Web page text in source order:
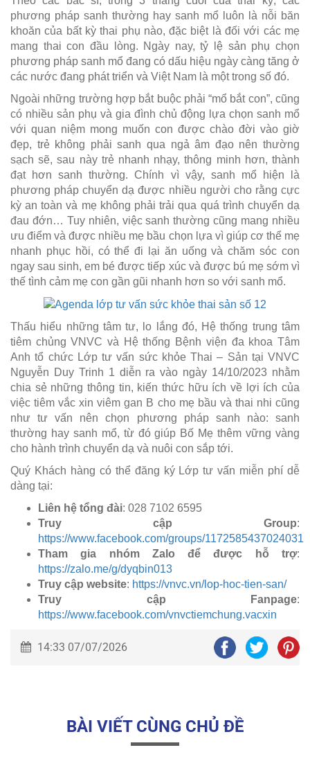
phương pháp sanh thường hay sanh mổ luôn là nỗi băn
khoăn của bất kỳ thai phụ nào, đặc biệt là đối với các mẹ
mang thai con đầu lòng. Ngày nay, tỷ lệ sản phụ chọn
phương pháp sanh mổ đang có dấu hiệu ngày càng tăng ở
các nước đang phát triển và Việt Nam là một trong số đó.
Ngoài những trường hợp bắt buộc phải “mổ bắt con”, cũng
có nhiều sản phụ và gia đình chủ động lựa chọn sanh mổ
với quan niệm mong muốn con được chào đời vào giờ
đẹp, trẻ không phải sanh qua ngả âm đạo nên thường
sạch sẽ, sau này trẻ nhanh nhạy, thông minh hơn, thành
đạt hơn sanh thường. Chính vì vậy, sanh mổ hiện là
phương pháp chuyển dạ được nhiều người cho rằng cực
kỳ an toàn và mẹ không phải trải qua quá trình chuyển dạ
đau đớn… Tuy nhiên, việc sanh thường cũng mang nhiều
ưu điểm và được nhiều mẹ bầu chọn lựa vì giúp cơ thể mẹ
nhanh phục hồi, có thể đi lại ăn uống và chăm sóc con
ngay sau sinh, em bé được tiếp xúc và được bú mẹ sớm vì
thế tình cảm mẹ con gần gũi nhanh hơn so với sanh mổ.
Thấu hiểu những tâm tư, lo lắng đó, Hệ thống trung tâm
tiêm chủng VNVC và Hệ thống Bệnh viện đa khoa Tâm
Anh tổ chức Lớp tư vấn sức khỏe Thai – Sản tại VNVC
Nguyễn Duy Trinh 1 diễn ra vào ngày 14/10/2023 nhằm
chia sẻ những thông tin, kiến thức hữu ích về lợi ích của
việc tiêm vắc xin viêm gan B cho mẹ bầu và thai nhi cũng
như tư vấn nên chọn phương pháp sanh nào: sanh
thường hay sanh mổ, từ đó giúp Bố Mẹ thêm vững vàng
cho hành trình chuyển dạ và nuôi con sắp tới.
Quý Khách hàng có thể đăng ký Lớp tư vấn miễn phí dễ
dàng tại:
Liên hệ tổng đài: 028 7102 6595
Truy cập Group:
https://www.facebook.com/groups/1172585437024031
Tham gia nhóm Zalo để được hỗ trợ:
https://zalo.me/g/dyqbin013
Truy cập website: https://vnvc.vn/lop-hoc-tien-san/
Truy cập Fanpage:
https://www.facebook.com/vnvctiemchung.vacxin
14:33 07/07/2026
BÀI VIẾT CÙNG CHỦ ĐỀ